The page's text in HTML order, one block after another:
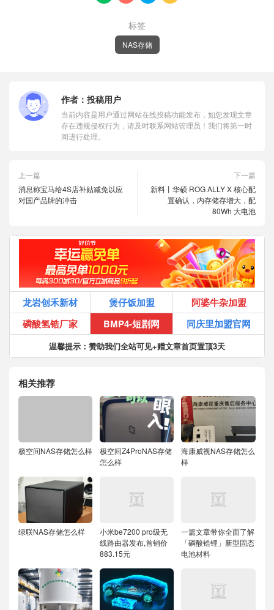
标签
NAS存储
作者： 投稿用户
当前内容是用户通过网站在线投稿功能发布，如您发现文章
存在违规侵权行为，请及时联系网站管理员！我们将第一时
间进行处理。
上一篇
消息称宝马给4S店补贴减免以应
对国产品牌的冲击
下一篇
新料丨华硕 ROG ALLY X 核心配
置确认，内存储存增大，配
80Wh 大电池
龙岩创禾新材 煲仔饭加盟
阿婆牛杂加盟
磷酸氢锆厂家
BMP4-短剧网 同庆里加盟官网
温馨提示：赞助我们全站可见+赠文章首页置顶3天
相关推荐
极空间NAS存储怎么样
极空间Z4ProNAS存储
怎么样
海康威视NAS存储怎么
样
绿联NAS存储怎么样
小米be7200 pro级无
线路由器发布,首销价
883.15元
一篇文章带你全面了解
「磷酸锆锂」新型固态
电池材料